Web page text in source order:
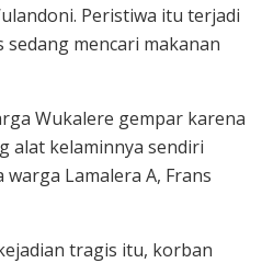
Peristiwa itu terjadi
mencari makanan
Wukalere gempar karena
alat kelaminnya sendiri
Lamalera A, Frans
tragis itu, korban